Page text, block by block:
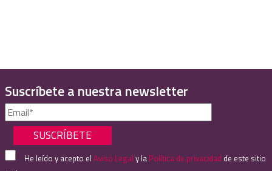
Suscríbete a nuestra newsletter
He leído y acepto elAviso Legal y la Política de privacidad de este sitio